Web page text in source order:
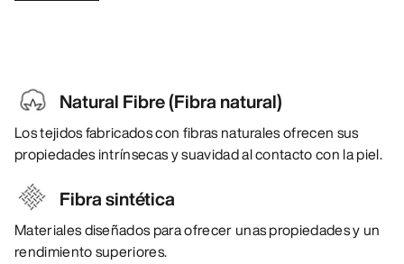
Natural Fibre (Fibra natural)
Los tejidos fabricados con fibras naturales ofrecen sus
propiedades intrínsecas y suavidad al contacto con la piel.
Fibra sintética
Materiales diseñados para ofrecer unas propiedades y un
rendimiento superiores.